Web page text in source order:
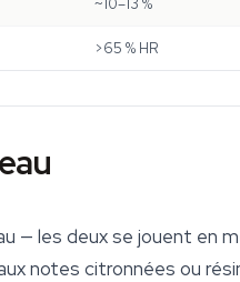
~10–13 %
>65 % HR
— les deux se jouent en
notes citronnées ou